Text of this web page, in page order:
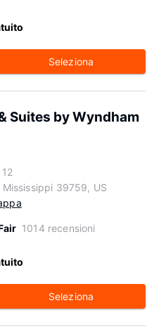
Seleziona
Suites by Wyndham
39759, US
1014 recensioni
Seleziona